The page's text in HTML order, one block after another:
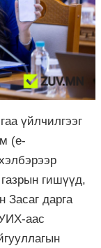
үйлчилгээг
(e-
гишүүд,
Засаг дарга
аас